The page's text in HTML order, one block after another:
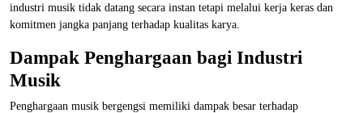
industri musik tidak datang secara instan tetapi melalui kerja keras dan
komitmen jangka panjang terhadap kualitas karya.
Dampak Penghargaan bagi Industri
Musik
Penghargaan musik bergengsi memiliki dampak besar terhadap